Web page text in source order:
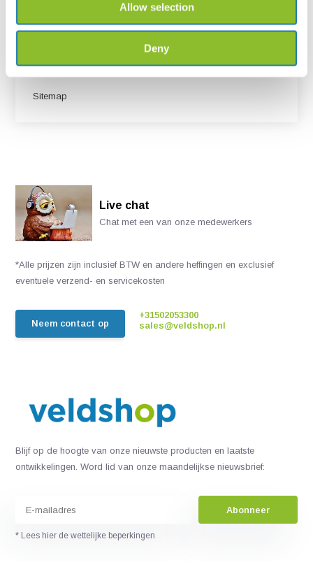
Allow selection
Deny
Disclaimer & Cookiebeleid
Sitemap
Live chat
Chat met een van onze medewerkers
*Alle prijzen zijn inclusief BTW en andere heffingen en exclusief
eventuele verzend- en servicekosten
Neem contact op
+31502053300
sales@veldshop.nl
Blijf op de hoogte van onze nieuwste producten en laatste
ontwikkelingen. Word lid van onze maandelijkse nieuwsbrief:
Abonneer
* Lees hier de wettelijke beperkingen